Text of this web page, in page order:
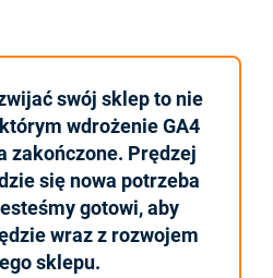
swój sklep to nie
wdrożenie GA4
zakończone. Prędzej
się nowa potrzeba
gotowi, aby
wraz z rozwojem
sklepu.